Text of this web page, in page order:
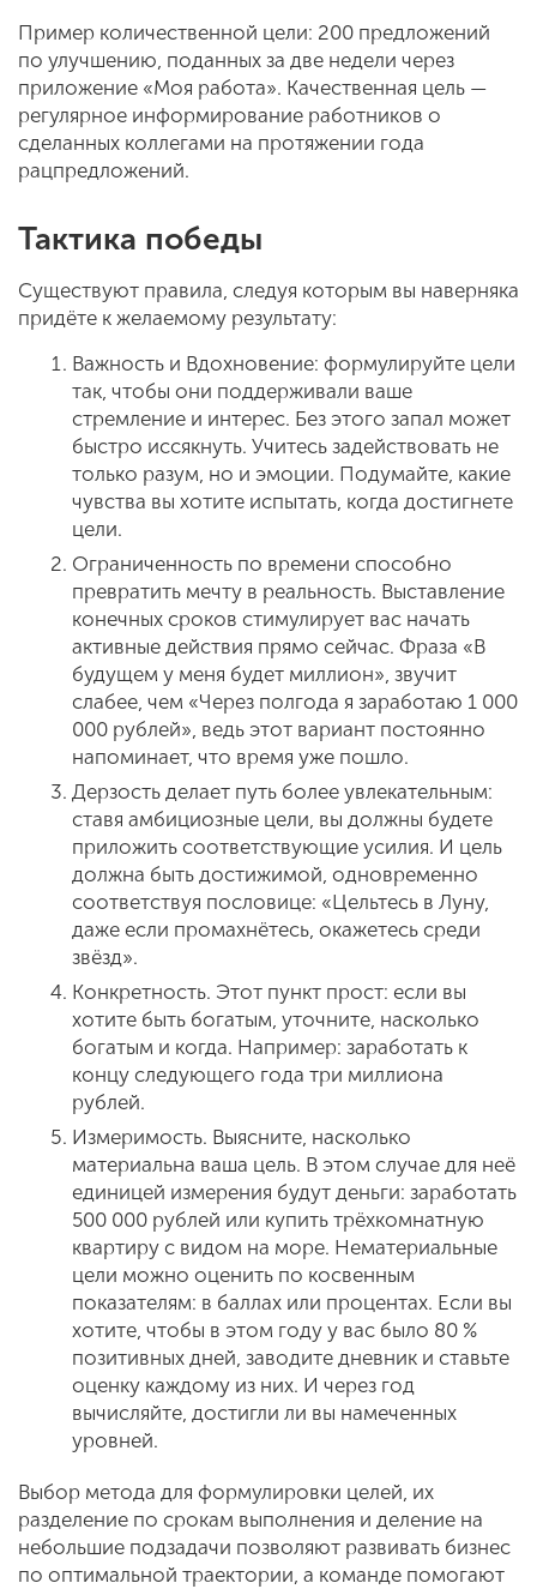
Пример количественной цели: 200 предложений
по улучшению, поданных за две недели через
приложение «Моя работа». Качественная цель —
регулярное информирование работников о
сделанных коллегами на протяжении года
рацпредложений.
Тактика победы
Существуют правила, следуя которым вы наверняка
придёте к желаемому результату:
Важность и Вдохновение: формулируйте цели
так, чтобы они поддерживали ваше
стремление и интерес. Без этого запал может
быстро иссякнуть. Учитесь задействовать не
только разум, но и эмоции. Подумайте, какие
чувства вы хотите испытать, когда достигнете
цели.
Ограниченность по времени способно
превратить мечту в реальность. Выставление
конечных сроков стимулирует вас начать
активные действия прямо сейчас. Фраза «В
будущем у меня будет миллион», звучит
слабее, чем «Через полгода я заработаю 1 000
000 рублей», ведь этот вариант постоянно
напоминает, что время уже пошло.
Дерзость делает путь более увлекательным:
ставя амбициозные цели, вы должны будете
приложить соответствующие усилия. И цель
должна быть достижимой, одновременно
соответствуя пословице: «Цельтесь в Луну,
даже если промахнётесь, окажетесь среди
звёзд».
Конкретность. Этот пункт прост: если вы
хотите быть богатым, уточните, насколько
богатым и когда. Например: заработать к
концу следующего года три миллиона
рублей.
Измеримость. Выясните, насколько
материальна ваша цель. В этом случае для неё
единицей измерения будут деньги: заработать
500 000 рублей или купить трёхкомнатную
квартиру с видом на море. Нематериальные
цели можно оценить по косвенным
показателям: в баллах или процентах. Если вы
хотите, чтобы в этом году у вас было 80 %
позитивных дней, заводите дневник и ставьте
оценку каждому из них. И через год
вычисляйте, достигли ли вы намеченных
уровней.
Выбор метода для формулировки целей, их
разделение по срокам выполнения и деление на
небольшие подзадачи позволяют развивать бизнес
по оптимальной траектории, а команде помогают